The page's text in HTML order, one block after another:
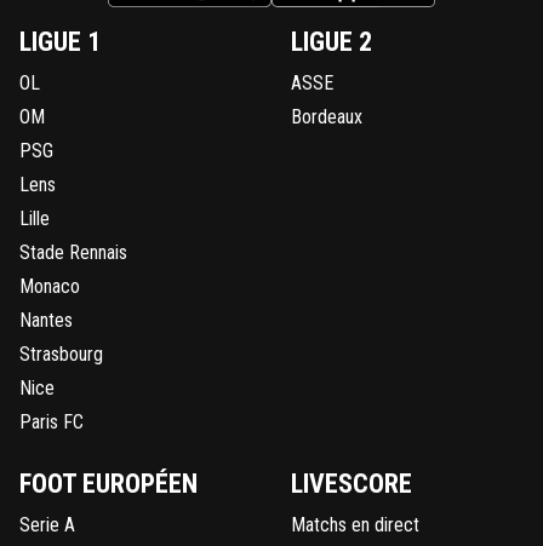
LIGUE 1
OL
OM
PSG
Lens
Lille
Stade Rennais
Monaco
Nantes
Strasbourg
Nice
Paris FC
LIGUE 2
ASSE
Bordeaux
FOOT EUROPÉEN
Serie A
LIVESCORE
Matchs en direct